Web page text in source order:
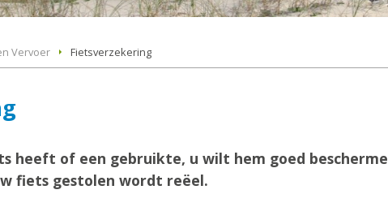
Vervoer Fietsverzekering
heeft of een gebruikte, u wilt hem goed
fiets gestolen wordt reëel.